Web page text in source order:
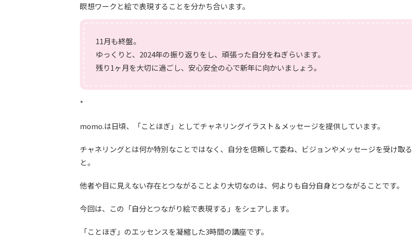
瞑想ワークと絵で表現することを分かち合います。
11月も終盤。
ゆっくりと、2024年の振り返りをし、頑張った自分をねぎらいます。
残り1ヶ月を大切に過ごし、安心安全の心で新年に向かいましょう。
*
momo.は日頃、「ことほぎ」としてチャネリングイラスト＆メッセージを提供しています。
チャネリングとは何か特別なことではなく、自分を信頼して委ね、ビジョンやメッセージを受け取
と。
他者や目に見えない存在とつながることより大切なのは、何よりも自分自身とつながることです。
今回は、この「自分とつながり絵で表現する」をシェアします。
「ことほぎ」のエッセンスを凝縮した3時間の講座です。